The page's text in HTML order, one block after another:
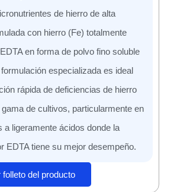
de hierro de alta
con hierro (Fe) totalmente
en forma de polvo fino soluble
especializada es ideal
rápida de deficiencias de hierro
de cultivos, particularmente en
a ligeramente ácidos donde la
EDTA tiene su mejor desempeño.
del producto